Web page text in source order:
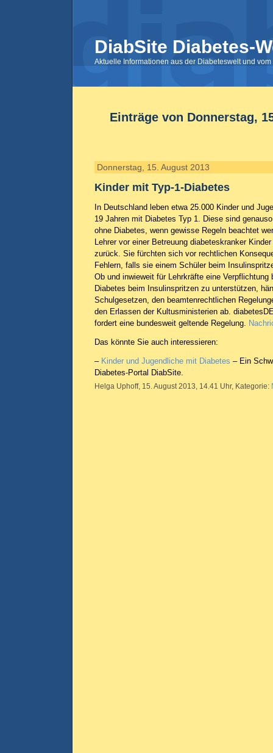
DiabSite Diabetes-
Aktuelle Informationen aus der Diabeteswelt und
Einträge von Donnerstag,
Donnerstag, 15. August 2013
Kinder mit Typ-1-Diabetes
In Deutschland leben etwa 25.000 Kinder und
19 Jahren mit Diabetes Typ 1. Diese sind
ohne Diabetes, wenn gewisse Regeln beachtet
Lehrer vor einer Betreuung diabeteskranker
zurück. Sie fürchten sich vor rechtlichen
Fehlern, falls sie einem Schüler beim
Ob und inwieweit für Lehrkräfte eine
Diabetes beim Insulinspritzen zu unterstützen,
Schulgesetzen, den beamtenrechtlichen
den Erlassen der Kultusministerien ab.
fordert eine bundesweit geltende Regelung.
Das könnte Sie auch interessieren:
– Kinder und Jugendliche mit Diabetes – Ein
Diabetes-Portal DiabSite.
Helga Uphoff, 15. August 2013, 14.41 Uhr, Kategorie: